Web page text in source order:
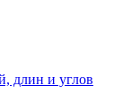
длин и углов